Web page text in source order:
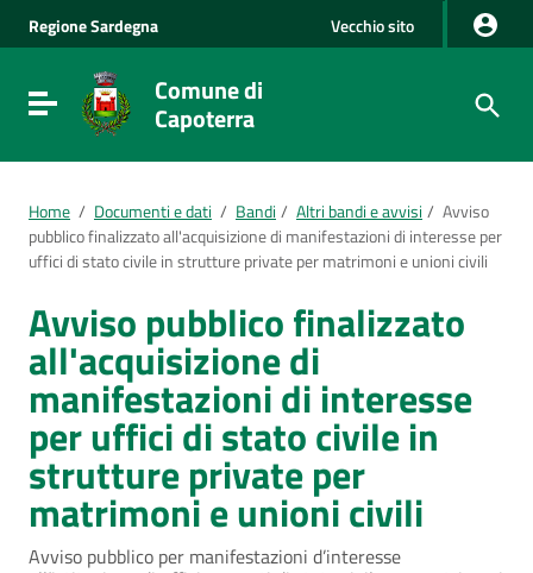
Vai alla navigazione del sito
Vai al Footer
RegioneSardegna Vecchio sito
Visualizza/nascondi menu di navigazione
Comune di
Capoterra
Home / Documenti e dati / Bandi / Altri bandi e avvisi / Avviso
pubblico finalizzato all'acquisizione di manifestazioni di interesse per
uffici di stato civile in strutture private per matrimoni e unioni civili
Avviso pubblico finalizzato
all'acquisizione di
manifestazioni di interesse
per uffici di stato civile in
strutture private per
matrimoni e unioni civili
Avviso pubblico per manifestazioni d’interesse